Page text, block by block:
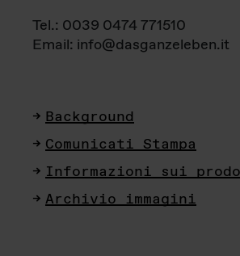
Tel.: 0039 0474 771510
Email: info@dasganzeleben.it
Background
Comunicati Stampa
Informazioni sui
Archivio immagini